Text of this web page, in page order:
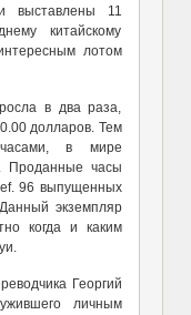
выставлены 11
китайскому
лотом
в два раза,
долларов. Тем
в мире
Проданные часы
96 выпущенных
экземпляр
когда и каким
Георгий
личным